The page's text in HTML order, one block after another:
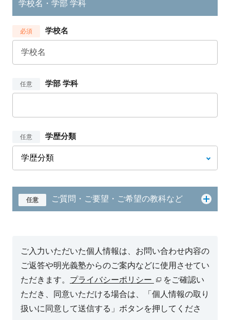
学校名・学部 学科
必須 学校名
任意 学部 学科
任意 学歴分類
任意 ご質問・ご要望・ご希望の教科など
ご入力いただいた個人情報は、お問い合わせ内容の
ご返答や明光義塾からのご案内などに使用させてい
ただきます。 プライバシーポリシー
をご確認い
ただき、同意いただける場合は、「個人情報の取り
扱いに同意して送信する」ボタンを押してくださ